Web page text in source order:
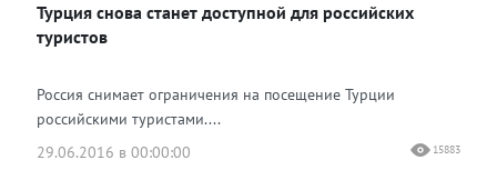
Турция снова станет доступной для российских
туристов
Россия снимает ограничения на посещение Турции
российскими туристами....
29.06.2016 в 00:00:00
15883